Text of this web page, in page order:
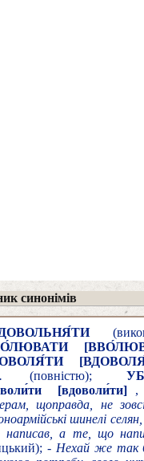
синонімів
(повністю);
[вдоволи́ти] ,
щоправда, не
шинелі
написав, а те, що
-Нехай же так